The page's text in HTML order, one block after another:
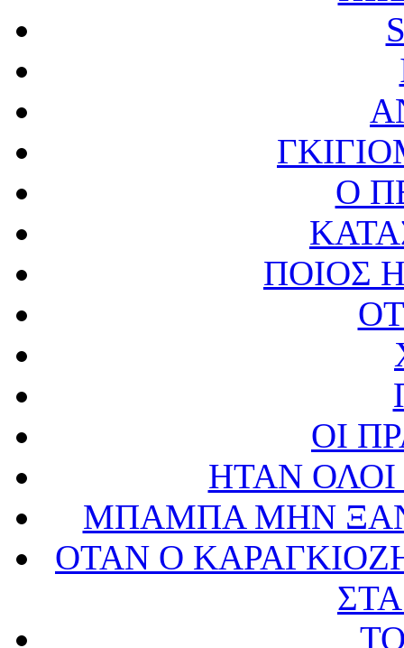
Ο
ΠΟΙΟΣ
ΟΙ
ΗΤΑΝ
ΜΠΑΜΠΑ ΜΗΝ
ΟΤΑΝ Ο